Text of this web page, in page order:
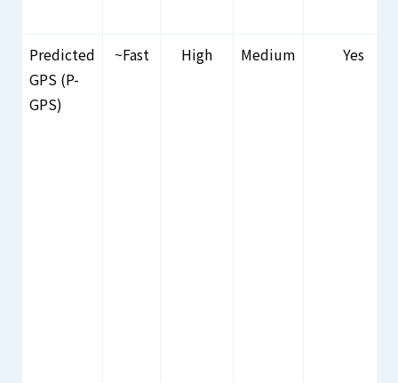
Predicted
GPS (P-
GPS)
~Fast High Medium Yes